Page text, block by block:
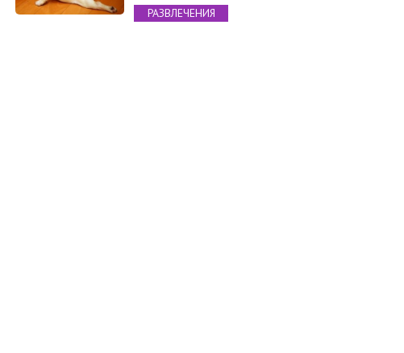
РАЗВЛЕЧЕНИЯ